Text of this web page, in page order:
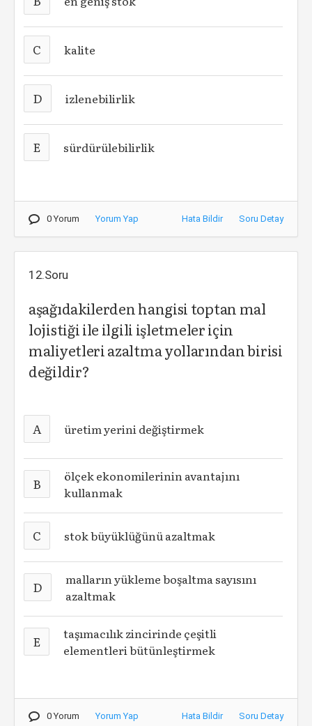
C kalite
D izlenebilirlik
E sürdürülebilirlik
0 Yorum Yorum Yap Hata Bildir Soru Detay
12.Soru
aşağıdakilerden hangisi toptan mal
lojistiği ile ilgili işletmeler için
maliyetleri azaltma yollarından birisi
değildir?
A üretim yerini değiştirmek
B
ölçek ekonomilerinin avantajını
kullanmak
C stok büyüklüğünü azaltmak
D
malların yükleme boşaltma sayısını
azaltmak
E
taşımacılık zincirinde çeşitli
elementleri bütünleştirmek
0 Yorum Yorum Yap Hata Bildir Soru Detay